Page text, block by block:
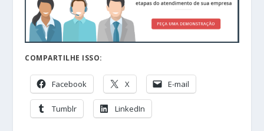
COMPARTILHE ISSO:
Facebook X E-mail
Tumblr LinkedIn